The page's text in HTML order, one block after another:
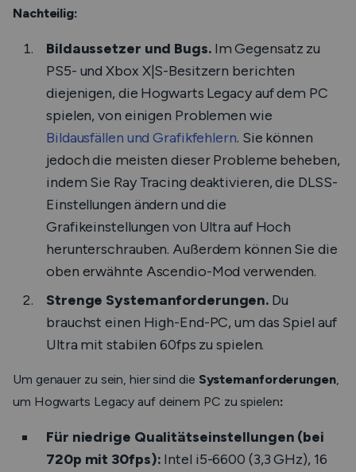
Nachteilig:
Bildaussetzer und Bugs. Im Gegensatz zu
PS5- und Xbox X|S-Besitzern berichten
diejenigen, die Hogwarts Legacy auf dem PC
spielen, von einigen Problemen wie
Bildausfällen und Grafikfehlern. Sie können
jedoch die meisten dieser Probleme beheben,
indem Sie Ray Tracing deaktivieren, die DLSS-
Einstellungen ändern und die
Grafikeinstellungen von Ultra auf Hoch
herunterschrauben. Außerdem können Sie die
oben erwähnte Ascendio-Mod verwenden.
Strenge Systemanforderungen. Du
brauchst einen High-End-PC, um das Spiel auf
Ultra mit stabilen 60fps zu spielen.
Um genauer zu sein, hier sind die Systemanforderungen,
um Hogwarts Legacy auf deinem PC zu spielen:
Für niedrige Qualitätseinstellungen (bei
720p mit 30fps): Intel i5-6600 (3,3 GHz), 16